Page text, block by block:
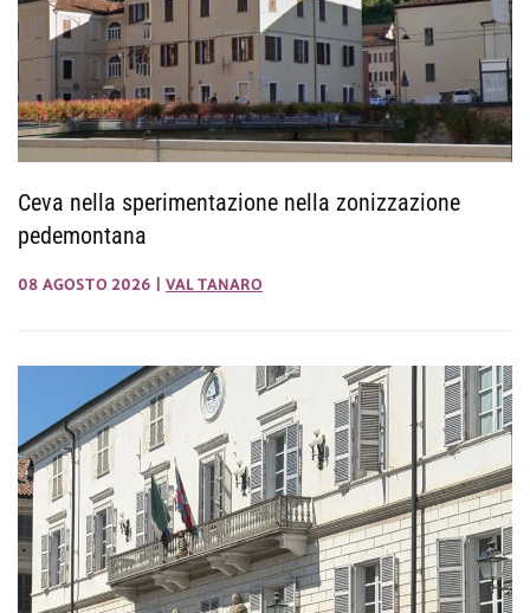
Ceva nella sperimentazione nella zonizzazione
pedemontana
08 AGOSTO 2026 VAL TANARO